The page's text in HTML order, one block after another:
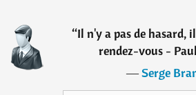
“Il n'y a pas de hasard,
rendez-vous -
―Serge